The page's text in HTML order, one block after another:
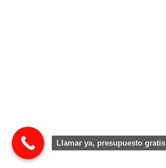
Llamar ya, presupuesto gratis